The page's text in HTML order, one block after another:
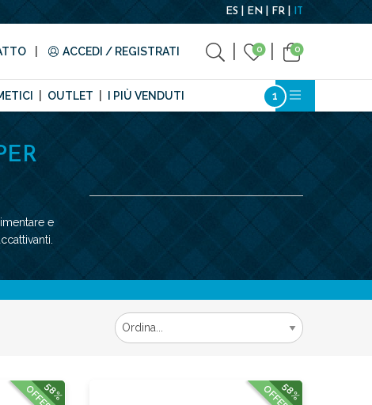
ES EN FR IT
ACCEDI / REGISTRATI 0 0
OUTLET I PIÙ VENDUTI
e
58% 58%